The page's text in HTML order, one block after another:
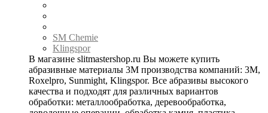
SM Chemie
Klingspor
В магазине slitmastershop.ru Вы можете купить
абразивные материалы 3М производства компаний: 3М,
Roxelpro, Sunmight, Klingspor. Все абразивы высокого
качества и подходят для различных вариантов
обработки: металлообработка, деревообработка,